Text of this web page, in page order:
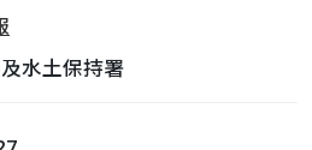
水土保持署